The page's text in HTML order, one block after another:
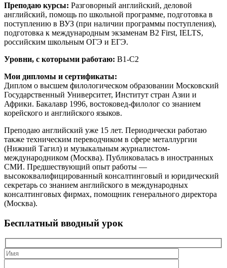
Преподаю курсы: Разговорный английский, деловой
английский, помощь по школьной программе, подготовка в
поступлению в ВУЗ (при наличии программы поступления),
подготовка к международным экзаменам B2 First, IELTS,
российским школьным ОГЭ и ЕГЭ.
Уровни, с которыми работаю: B1-C2
Мои дипломы и сертификаты:
Диплом о высшем филологическом образовании Московский
Государственный Университет, Институт стран Азии и
Африки. Бакалавр 1996, востоковед-филолог со знанием
корейского и английского языков.
Преподаю английский уже 15 лет. Периодически работаю
также техническим переводчиком в сфере металлургии
(Нижний Тагил) и музыкальным журналистом-
международником (Москва). Публиковалась в иностранных
СМИ. Предшествующий опыт работы —
высококвалифицированный консалтинговый и юридический
секретарь со знанием английского в международных
консалтинговых фирмах, помощник генерального директора
(Москва).
Бесплатный вводный урок